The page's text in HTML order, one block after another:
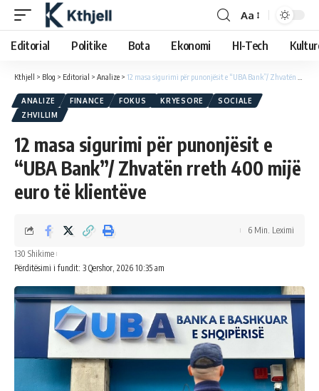
Aa
Editorial Politike Bota Ekonomi HI-Tech
Kthjell > Blog > Editorial > Analize > 12 masa sigurimi për punonjësit e “UBA Bank”/ Zhvatën rreth 400 mijë euro të klientëve
ANALIZE FINANCE FOKUS KRYESORE
SOCIALE
ZHVILLIM
12 masa sigurimi për punonjësit e
“UBA Bank”/ Zhvatën rreth 400 mijë
euro të klientëve
Përditësimi i fundit: 3 Qershor, 2026 10:35 am
130 Shikime
6 Min. Leximi